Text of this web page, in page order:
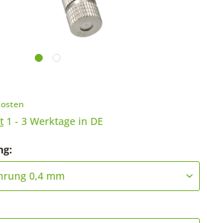
1 - 3 Werktage in DE